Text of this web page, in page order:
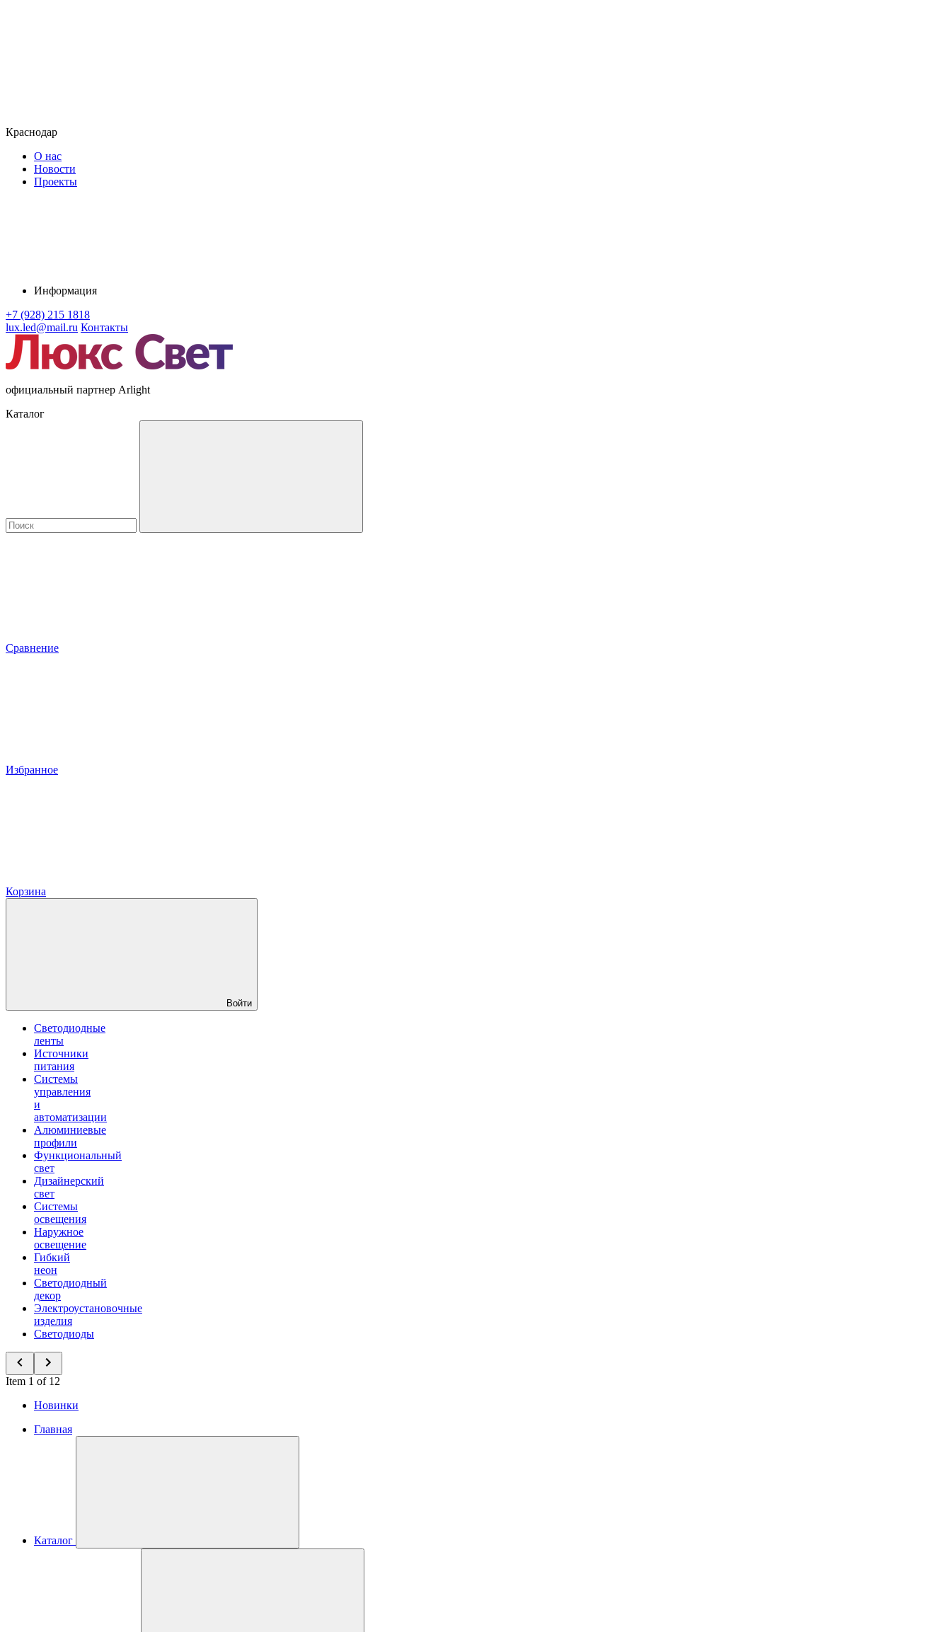
Краснодар
О нас
Новости
Проекты
Информация
+7 (928) 215 1818
lux.led@mail.ru Контакты
официальный партнер Arlight
Каталог
Сравнение
Избранное
Корзина
Войти
Светодиодные
ленты
Источники
питания
Системы
управления
и
автоматизации
Алюминиевые
профили
Функциональный
свет
Дизайнерский
свет
Системы
освещения
Наружное
освещение
Гибкий
неон
Светодиодный
декор
Электроустановочные
изделия
Светодиоды
Item 1 of 12
Новинки
Главная
Каталог